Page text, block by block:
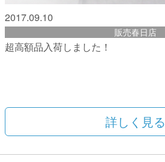
2017.09.10
販売春日店
超高額品入荷しました！
詳しく見る